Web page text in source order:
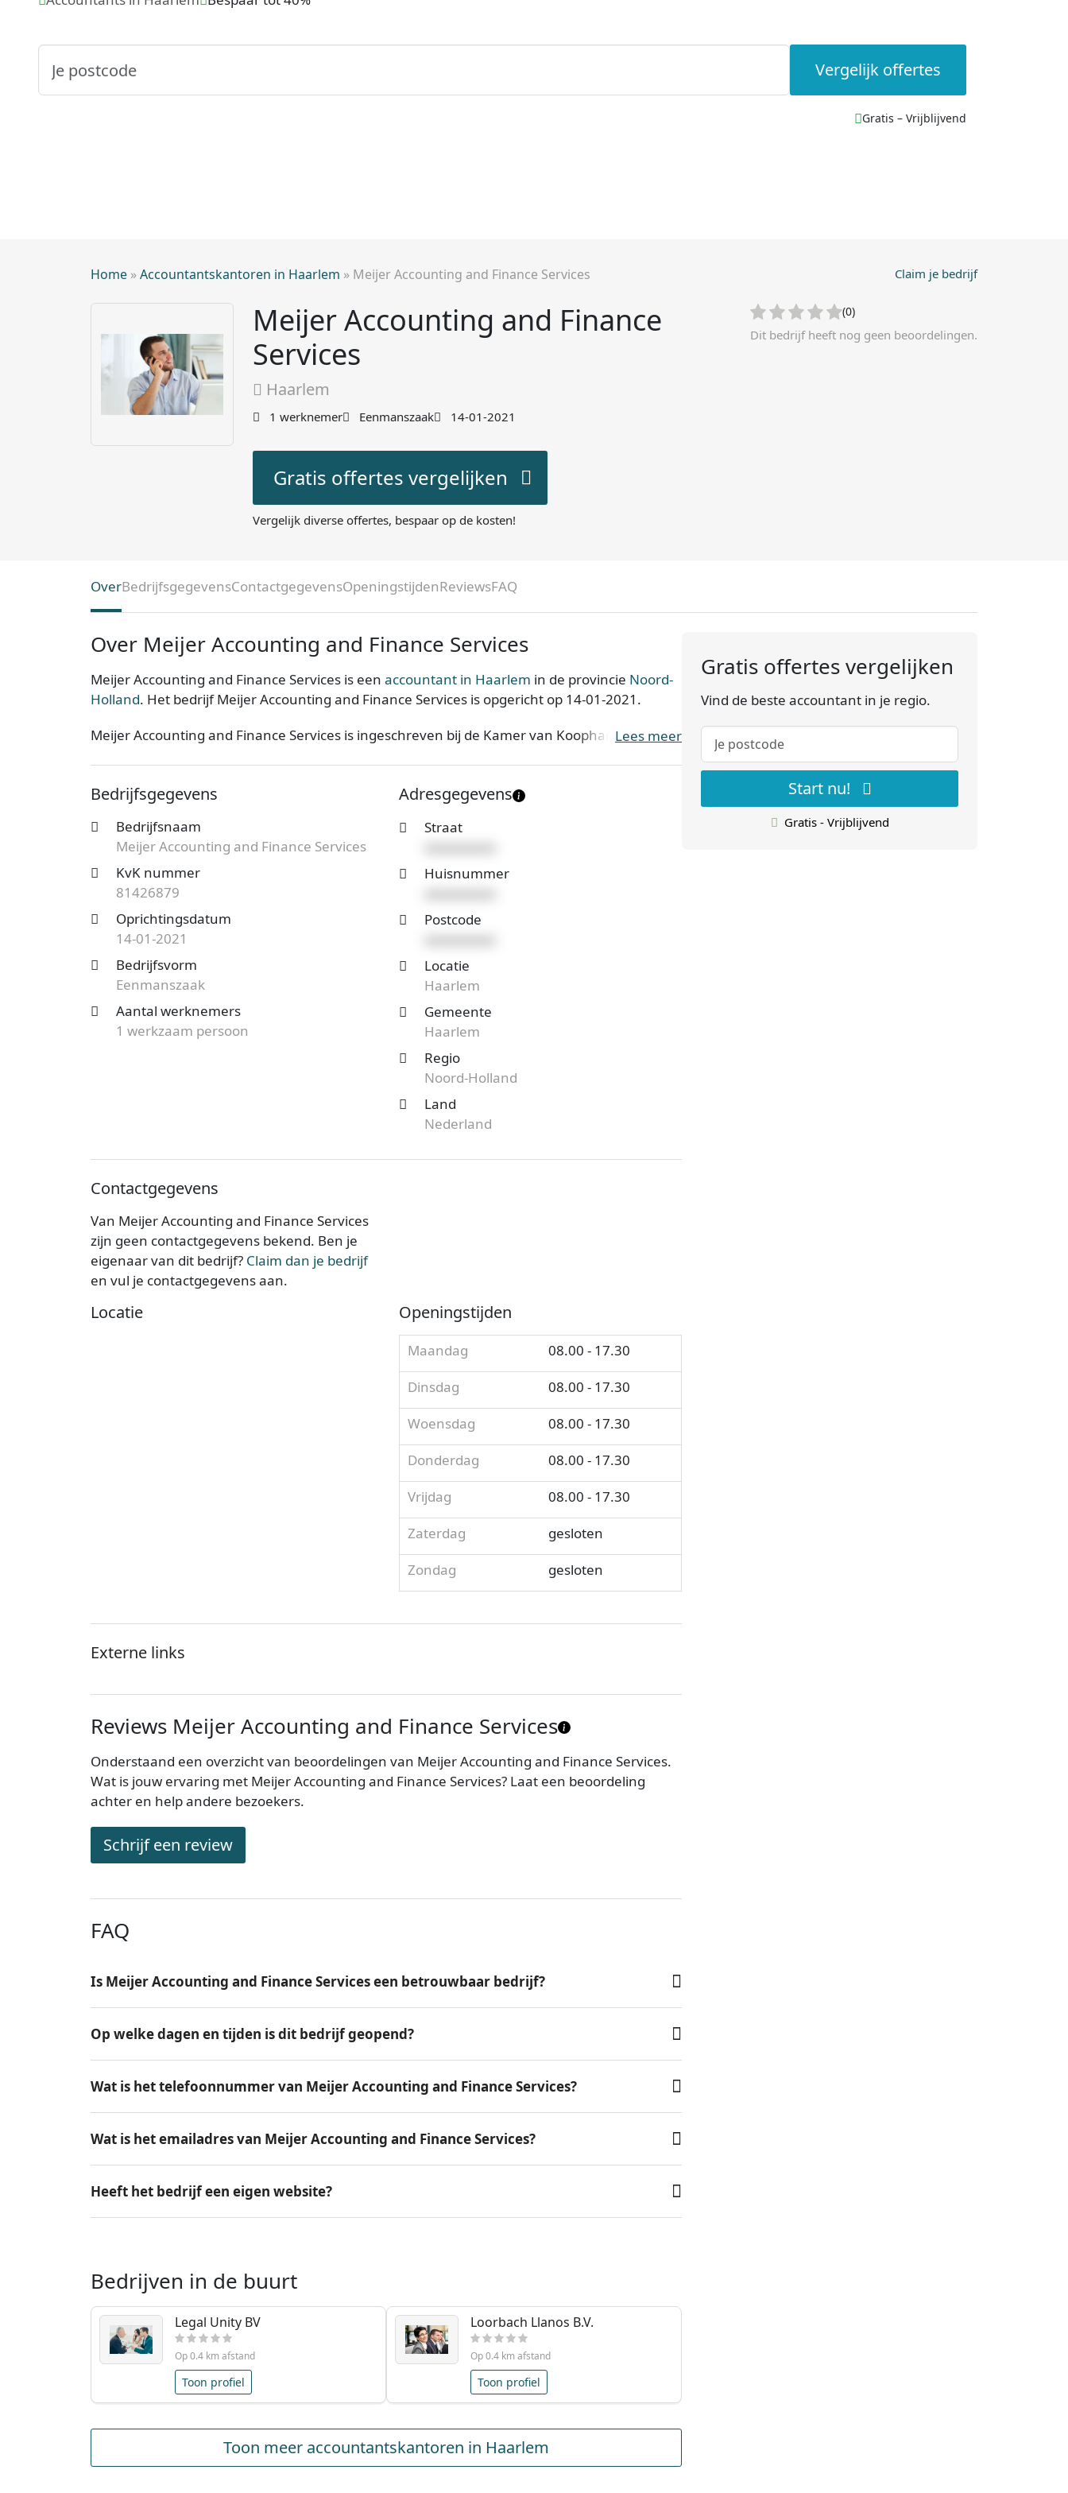
Vergelijk offertes
Gratis – Vrijblijvend
Home »Accountantskantoren in Haarlem » Meijer Accounting and Finance Services Claim je bedrijf
Meijer Accounting and Finance
Services
Haarlem
1 werknemer Eenmanszaak 14-01-2021
(0)
Dit bedrijf heeft nog geen beoordelingen.
Gratis offertes vergelijken
Vergelijk diverse offertes, bespaar op de kosten!
OverBedrijfsgegevensContactgegevensOpeningstijdenReviewsFAQ
Over Meijer Accounting and Finance Services
Meijer Accounting and Finance Services is een accountant in Haarlem in de provincie Noord-
Holland. Het bedrijf Meijer Accounting and Finance Services is opgericht op 14-01-2021.
Meijer Accounting and Finance Services is ingeschreven bij de Kamer van Koophandel. Het
bedrijf.
Op zoek naar een accountantskantoor uit Haarlem en benieuwd naar de prijzen en
mogelijkheden?Start nu je gratis offerteaanvraag
het aanbod en bespaar op de kosten!
Lees meer
Bedrijfsgegevens
Bedrijfsnaam
Meijer Accounting and Finance Services
KvK nummer
81426879
Oprichtingsdatum
14-01-2021
Bedrijfsvorm
Eenmanszaak
Aantal werknemers
1 werkzaam persoon
Adresgegevens
Straat
Huisnummer
Postcode
Locatie
Haarlem
Gemeente
Haarlem
Regio
Noord-Holland
Land
Nederland
Contactgegevens
Van Meijer Accounting and Finance Services
zijn geen contactgegevens bekend. Ben je
eigenaar van dit bedrijf? Claim dan je bedrijf
en vul je contactgegevens aan.
Locatie Openingstijden
Maandag
08.00 - 17.30
Dinsdag
08.00 - 17.30
Woensdag
08.00 - 17.30
Donderdag
08.00 - 17.30
Vrijdag
08.00 - 17.30
Zaterdag
gesloten
Zondag
gesloten
Externe links
Reviews Meijer Accounting and Finance Services
Onderstaand een overzicht van beoordelingen van Meijer Accounting and Finance Services.
Wat is jouw ervaring met Meijer Accounting and Finance Services? Laat een beoordeling
achter en help andere bezoekers.
Schrijf een review
FAQ
Is Meijer Accounting and Finance Services een betrouwbaar bedrijf?
Op welke dagen en tijden is dit bedrijf geopend?
Wat is het telefoonnummer van Meijer Accounting and Finance Services?
Wat is het emailadres van Meijer Accounting and Finance Services?
Heeft het bedrijf een eigen website?
Bedrijven in de buurt
Legal Unity BV
Op 0.4 km afstand
Toon profiel
Loorbach Llanos B.V.
Op 0.4 km afstand
Toon profiel
Toon meer accountantskantoren in Haarlem
Gratis offertes vergelijken
Vind de beste accountant in je regio.
Start nu!
Gratis - Vrijblijvend